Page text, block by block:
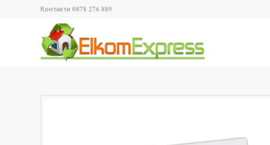
Контакти 0878 276 889